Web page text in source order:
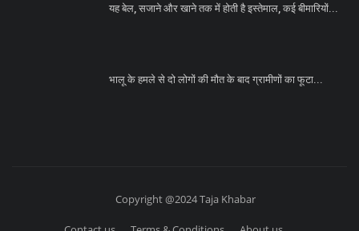
यह बेल, सजाने और खाने तक में होती है इस्तेमाल, कई बीमारियों...
भालू के हमले से दो लोगों की मौत के बाद ग्रामीणों का फूटा...
Copyright @2024 Taja Khabar